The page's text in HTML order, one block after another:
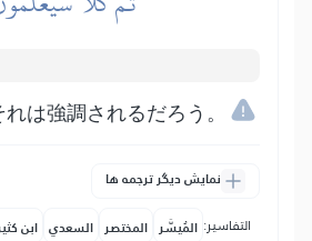
は強調されるだろう。
نمایش دیگر ترجمه ها
التفاسير: المُيسَّر المختصر السعدي ابن